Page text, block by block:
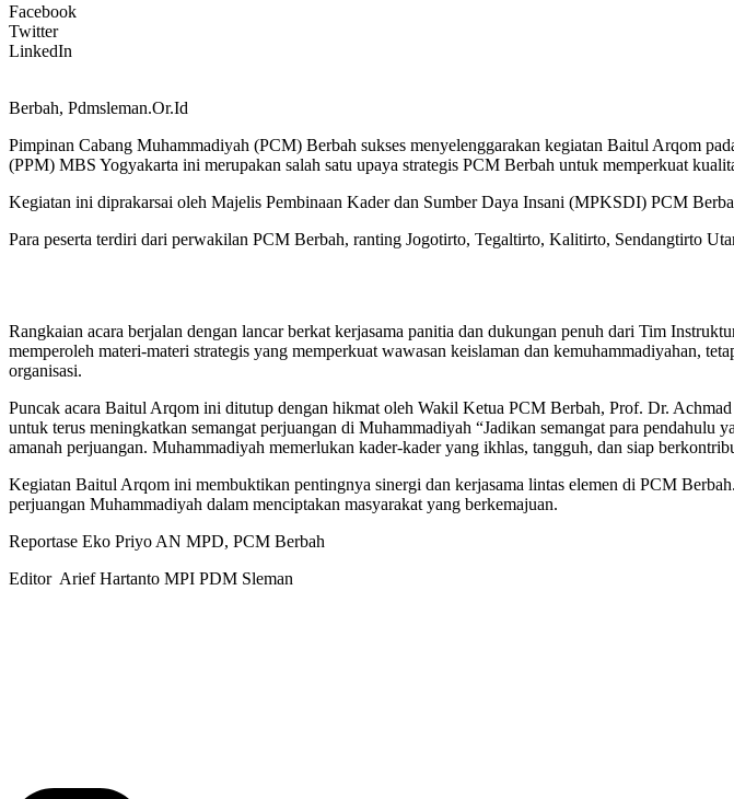
Facebook
Twitter
LinkedIn
Berbah, Pdmsleman.Or.Id
Pimpinan Cabang Muhammadiyah (PCM) Berbah sukses menyelenggarakan kegiatan Baitul Arqom
(PPM) MBS Yogyakarta ini merupakan salah satu upaya strategis PCM Berbah untuk memperkuat
Kegiatan ini diprakarsai oleh Majelis Pembinaan Kader dan Sumber Daya Insani (MPKSDI) PCM
Para peserta terdiri dari perwakilan PCM Berbah, ranting Jogotirto, Tegaltirto, Kalitirto, Sendangtirto
Rangkaian acara berjalan dengan lancar berkat kerjasama panitia dan dukungan penuh dari Tim
memperoleh materi-materi strategis yang memperkuat wawasan keislaman dan kemuhammadiyahan,
organisasi.
Puncak acara Baitul Arqom ini ditutup dengan hikmat oleh Wakil Ketua PCM Berbah, Prof. Dr.
untuk terus meningkatkan semangat perjuangan di Muhammadiyah “Jadikan semangat para pendahulu
amanah perjuangan. Muhammadiyah memerlukan kader-kader yang ikhlas, tangguh, dan siap
Kegiatan Baitul Arqom ini membuktikan pentingnya sinergi dan kerjasama lintas elemen di PCM
perjuangan Muhammadiyah dalam menciptakan masyarakat yang berkemajuan.
Reportase Eko Priyo AN MPD, PCM Berbah
Editor Arief Hartanto MPI PDM Sleman